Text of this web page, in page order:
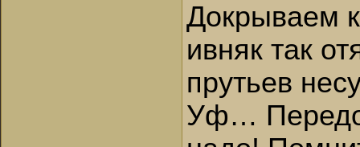
Докрываем
ивняк так
прутьев
Уф…